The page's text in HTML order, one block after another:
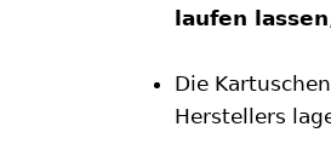
laufen lassen
Die
Herstellers